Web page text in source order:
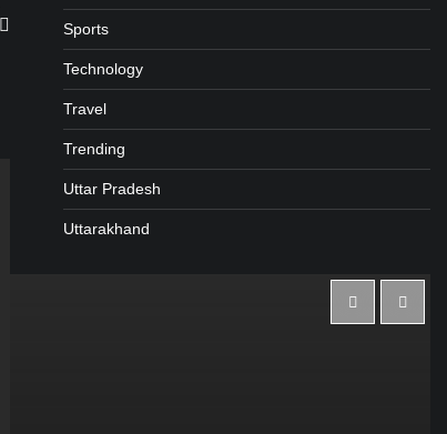
Sports
Technology
Travel
Trending
Uttar Pradesh
Uttarakhand